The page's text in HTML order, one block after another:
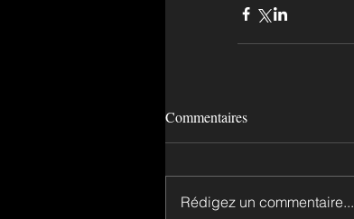
Commentaires
Rédigez un commentaire...